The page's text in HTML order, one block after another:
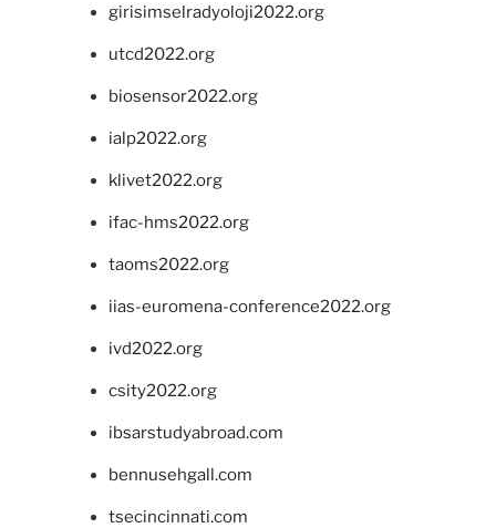
girisimselradyoloji2022.org
utcd2022.org
biosensor2022.org
ialp2022.org
klivet2022.org
ifac-hms2022.org
taoms2022.org
iias-euromena-conference2022.org
ivd2022.org
csity2022.org
ibsarstudyabroad.com
bennusehgall.com
tsecincinnati.com